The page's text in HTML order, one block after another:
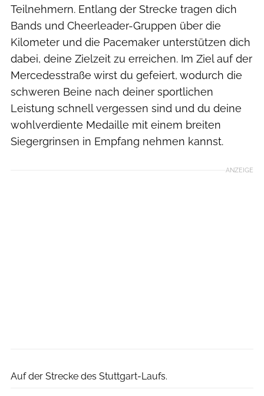
Teilnehmern. Entlang der Strecke tragen dich
Bands und Cheerleader-Gruppen über die
Kilometer und die Pacemaker unterstützen dich
dabei, deine Zielzeit zu erreichen. Im Ziel auf der
Mercedesstraße wirst du gefeiert, wodurch die
schweren Beine nach deiner sportlichen
Leistung schnell vergessen sind und du deine
wohlverdiente Medaille mit einem breiten
Siegergrinsen in Empfang nehmen kannst.
ANZEIGE
Auf der Strecke des Stuttgart-Laufs.